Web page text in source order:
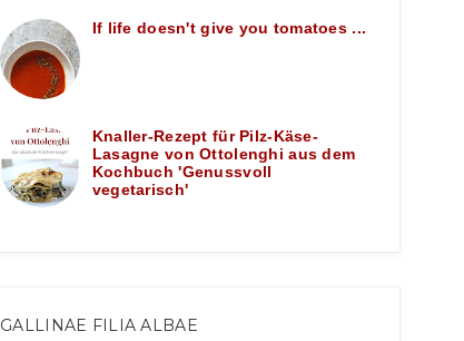
If life doesn't give you tomatoes ...
Knaller-Rezept für Pilz-Käse-
Lasagne von Ottolenghi aus dem
Kochbuch 'Genussvoll
vegetarisch'
GALLINAE FILIA ALBAE